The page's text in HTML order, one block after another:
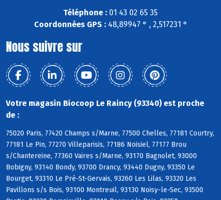
Téléphone : 01 43 02 65 35
Coordonnées GPS :48,89947 ° , 2,517231 °
Nous suivre sur
Votre magasin Biocoop Le Raincy (93340) est proche
de :
75020 Paris, 77420 Champs s/Marne, 77500 Chelles, 77181 Courtry,
77181 Le Pin, 77270 Villeparisis, 77186 Noisiel, 77177 Brou
s/Chantereine, 77360 Vaires s/Marne, 93170 Bagnolet, 93000
Bobigny, 93140 Bondy, 93700 Drancy, 93440 Dugny, 93350 Le
Bourget, 93310 Le Pré-St-Gervais, 93260 Les Lilas, 93320 Les
Pavillons s/s Bois, 93100 Montreuil, 93130 Noisy-le-Sec, 93500